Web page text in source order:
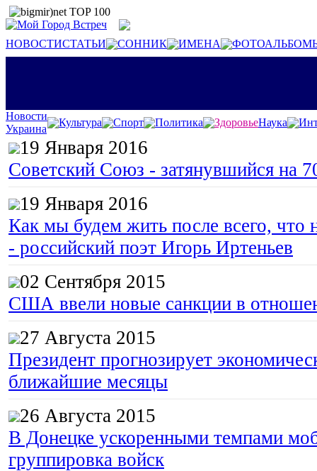
НОВОСТИСТАТЬИ СОННИК ИМЕНА
Новости
Украина
Культура Спорт Политика ЗдоровьеНаука
19 Января 2016
Советский Союз - затянувшийся на
19 Января 2016
Как мы будем жить после всего, что
- российский поэт Игорь Иртеньев
02 Сентября 2015
США ввели новые санкции в
27 Августа 2015
Президент прогнозирует
ближайшие месяцы
26 Августа 2015
В Донецке ускоренными темпами
группировка войск